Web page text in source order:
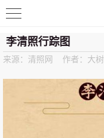
清照词咖
李清照行踪图
来源：清照网 作者：大树